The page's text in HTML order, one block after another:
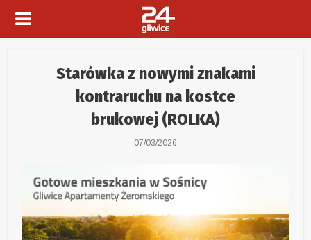
Starówka z nowymi znakami
kontraruchu na kostce
brukowej (ROLKA)
07/03/2026